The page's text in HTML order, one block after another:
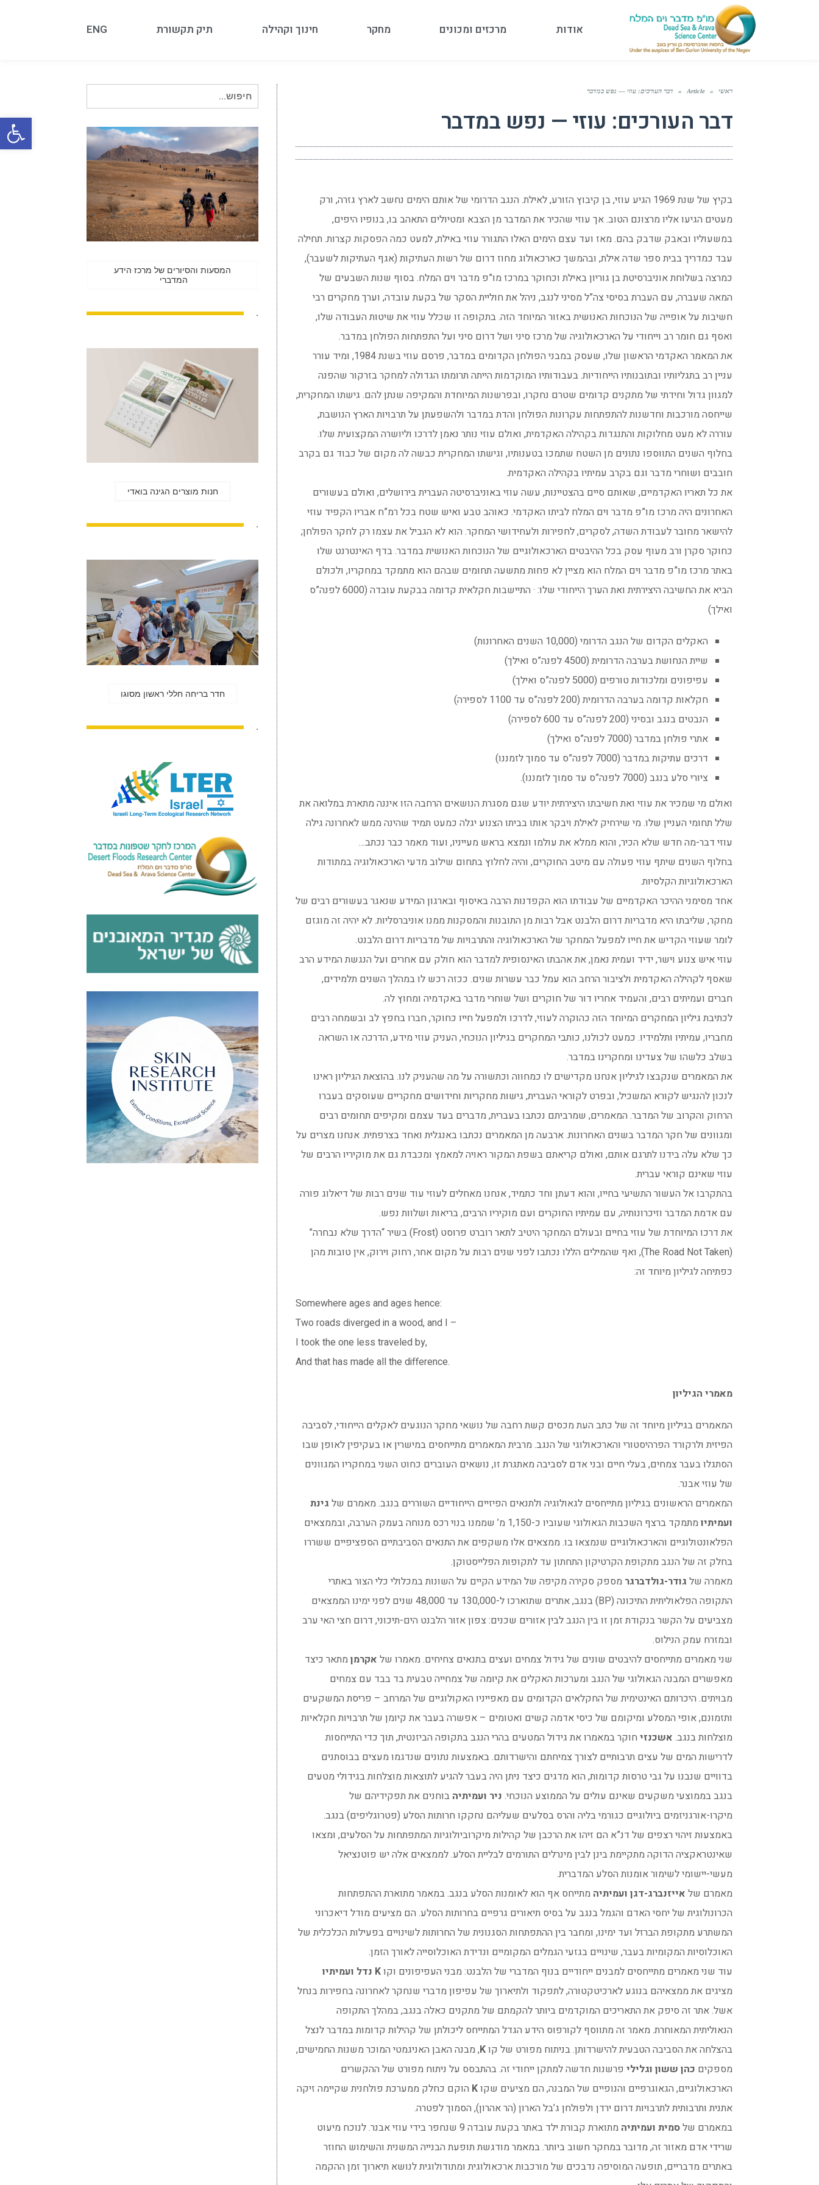
אודות מרכזים ומכונים מחקר חינוך וקהילה תיק תקשורת ENG
ראשי »
Article
» דבר העורכים: עוזי — נפש במדבר
דבר העורכים: עוזי — נפש במדבר
בקיץ של שנת 1969 הגיע עוזי, בן קיבוץ הזורע, לאילת. הנגב הדרומי של אותם הימים נחשב לארץ גזרה, ורק
מעטים הגיעו אליו מרצונם הטוב. אך עוזי שהכיר את המדבר מן הצבא ומטיולים התאהב בו, בנופיו היפים,
במשעוליו ובאבק שדבק בהם. מאז ועד עצם הימים האלו התגורר עוזי באילת, למעט כמה הפסקות קצרות. תחילה
עבד כמדריך בבית ספר שדה אילת, ובהמשך כארכאולוג מחוז דרום של רשות העתיקות (אגף העתיקות לשעבר),
כמרצה בשלוחת אוניברסיטת בן גוריון באילת וכחוקר במרכז מו”פ מדבר וים המלח. בסוף שנות השבעים של
המאה שעברה, עם העברת בסיסי צה”ל מסיני לנגב, ניהל את חוליית הסקר של בקעת עובדה, וערך מחקרים רבי
חשיבות על אופייה של הנוכחות האנושית באזור המיוחד הזה. בתקופה זו שכלל עוזי את שיטות העבודה שלו,
ואסף גם חומר רב וייחודי על הארכאולוגיה של מרכז סיני ושל דרום סיני ועל התפתחות הפולחן במדבר.
את המאמר האקדמי הראשון שלו, שעסק במבני הפולחן הקדומים במדבר, פרסם עוזי בשנת 1984, ומיד עורר
עניין רב בתגליותיו ובתובנותיו הייחודיות. בעבודותיו המוקדמות הייתה תרומתו הגדולה למחקר בזרקור שהפנה
למגוון גדול וחידתי של מתקנים קדומים שטרם נחקרו, ובפרשנות המיוחדת והמקיפה שנתן להם. גישתו המחקרית,
שייחסה מורכבות וחדשנות להתפתחות עקרונות הפולחן והדת במדבר ולהשפעתן על תרבויות הארץ הנושבת,
עוררה לא מעט מחלוקות והתנגדות בקהילה האקדמית, ואולם עוזי נותר נאמן לדרכו וליושרה המקצועית שלו.
בחלוף השנים התווספו נתונים מן השטח שתמכו בטענותיו, וגישתו המחקרית כבשה לה מקום של כבוד גם בקרב
חובבים ושוחרי מדבר וגם בקרב עמיתיו בקהילה האקדמית.
את כל תאריו האקדמיים, שאותם סיים בהצטיינות, עשה עוזי באוניברסיטה העברית בירושלים, ואולם בעשורים
האחרונים היה מרכז מו”פ מדבר וים המלח לביתו האקדמי. כאוהב טבע ואיש שטח בכל רמ”ח אבריו הקפיד עוזי
להישאר מחובר לעבודת השדה, לסקרים, לחפירות ולעחידושי המחקר. הוא לא הגביל את עצמו רק לחקר הפולחן;
כחוקר סקרן ורב מעוף עסק בכל ההיבטים הארכאולוגיים של הנוכחות האנושית במדבר. בדף האינטרנט שלו
באתר מרכז מו”פ מדבר וים המלח הוא מציין לא פחות מתשעה תחומים שבהם הוא מתמקד במחקריו, ולכולם
הביא את החשיבה היצירתית ואת הערך הייחודי שלו: · התיישבות חקלאית קדומה בבקעת עובדה (6000 לפנה”ס
ואילך)
האקלים הקדום של הנגב הדרומי (10,000 השנים האחרונות)
שיית הנחושת בערבה הדרומית (4500 לפנה”ס ואילך)
עפיפונים ומלכודות טורפים (5000 לפנה”ס ואילך)
חקלאות קדומה בערבה הדרומית (200 לפנה”ס עד 1100 לספירה)
הנבטים בנגב ובסיני (200 לפנה”ס עד 600 לספירה)
אתרי פולחן במדבר (7000 לפנה”ס ואילך)
דרכים עתיקות במדבר (7000 לפנה”ס עד סמוך לזמננו)
ציורי סלע בנגב (7000 לפנה”ס עד סמוך לזמננו).
ואולם מי שמכיר את עוזי ואת חשיבתו היצירתית יודע שגם מסגרת הנושאים הרחבה הזו איננה מתארת במלואה את
שלל תחומי העניין שלו. מי שירחיק לאילת ויבקר אותו בביתו הצנוע יגלה כמעט תמיד שהינה ממש לאחרונה גילה
עוזי דבר-מה חדש שלא הכיר, והוא ממלא את עולמו ונמצא בראש מעייניו, ועוד מאמר כבר נכתב…
בחלוף השנים שיתף עוזי פעולה עם מיטב החוקרים, והיה לחלוץ בתחום שילוב מדעי הארכאולוגיה במתודות
הארכאולוגיות הקלסיות.
אחד מסימני ההיכר האקדמיים של עבודתו הוא הקפדנות הרבה באיסוף ובארגון המידע שנאגר בעשורים רבים של
מחקר, שליבתו היא מדבריות דרום הלבנט אבל רבות מן התובנות והמסקנות ממנו אוניברסליות. לא יהיה זה מוגזם
לומר שעוזי הקדיש את חייו למפעל המחקר של הארכאולוגיה והתרבויות של מדבריות דרום הלבנט.
עוזי איש צנוע וישר, ידיד ועמית נאמן, את אהבתו האינסופית למדבר הוא חולק עם אחרים ועל הנגשת המידע הרב
שאסף לקהילה האקדמית ולציבור הרחב הוא עמל כבר עשרות שנים. ככזה רכש לו במהלך השנים תלמידים,
חברים ועמיתים רבים, והעמיד אחריו דור של חוקרים ושל שוחרי מדבר באקדמיה ומחוץ לה.
לכתיבת גיליון המחקרים המיוחד הזה כהוקרה לעוזי, לדרכו ולמפעל חייו כחוקר, חברו בחפץ לב ובשמחה רבים
מחבריו, עמיתיו ותלמידיו. כמעט לכולנו, כותבי המחקרים בגיליון הנוכחי, העניק עוזי מידע, הדרכה או השראה
בשלב כלשהו של צעדינו ומחקרינו במדבר.
את המאמרים שנקבצו לגיליון אנחנו מקדישים לו כמחווה וכתשורה על מה שהעניק לנו. בהוצאת הגיליון ראינו
לנכון להנגיש לקורא המשכיל, ובפרט לקוראי העברית, גישות מחקריות וחידושים מחקריים שעוסקים בעברו
הרחוק והקרוב של המדבר. המאמרים, שמרביתם נכתבו בעברית, מדברים בעד עצמם ומקיפים תחומים רבים
ומגוונים של חקר המדבר בשנים האחרונות. ארבעה מן המאמרים נכתבו באנגלית ואחד בצרפתית. אנחנו מצרים על
כך שלא עלה בידנו לתרגם אותם, ואולם קריאתם בשפת המקור ראויה למאמץ ומכבדת גם את מוקיריו הרבים של
עוזי שאינם קוראי עברית.
בהתקרבו אל העשור התשיעי בחייו, והוא דעתן וחד כתמיד, אנחנו מאחלים לעוזי עוד שנים רבות של דיאלוג פורה
עם אדמת המדבר וזיכרונותיה, עם עמיתיו החוקרים ועם מוקיריו הרבים, בריאות ושלוות נפש.
את דרכו המיוחדת של עוזי בחיים ובעולם המחקר היטיב לתאר רוברט פרוסט (Frost) בשיר “הדרך שלא נבחרה”
(The Road Not Taken), ואף שהמילים הללו נכתבו לפני שנים רבות על מקום אחר, רחוק וירוק, אין טובות מהן
כפתיחה לגיליון מיוחד זה:
Somewhere ages and ages hence:
Two roads diverged in a wood, and I –
I took the one less traveled by,
And that has made all the difference.
מאמרי הגיליון
המאמרים בגיליון מיוחד זה של כתב העת מכסים קשת רחבה של נושאי מחקר הנוגעים לאקלים הייחודי, לסביבה
הפיזית ולרקורד הפרהיסטורי והארכאולוגי של הנגב. מרבית המאמרים מתייחסים במישרין או בעקיפין לאופן שבו
הסתגלו בעבר צמחים, בעלי חיים ובני אדם לסביבה מאתגרת זו, נושאים העוברים כחוט השני במחקריו המגוונים
של עוזי אבנר.
המאמרים הראשונים בגיליון מתייחסים לגאולוגיה ולתנאים הפיזיים הייחודיים השוררים בנגב. מאמרם של גינת
ועמיתיו
מתמקד ברצף השכבות הגאולוגי שעוביו כ-1,150 מ’ שממנו בנוי רכס מנוחה בעמק הערבה, ובממצאים
הפלאונטולוגיים והארכאולוגיים שנמצאו בו. ממצאים אלו משקפים את התנאים הסביבתיים הספציפיים ששררו
בחלק זה של הנגב מתקופת הקרטיקון התחתון עד לתקופות הפלייסטוקן.
מאמרה של גודר-גולדברגר מספק סקירה מקיפה של המידע הקיים על השונות במכלולי כלי הצור באתרי
התקופה הפלאוליתית התיכונה (BP) בנגב, אתרים שתוארכו ל-130,000 עד 48,000 שנים לפני ימינו הממצאים
מצביעים על הקשר בנקודת זמן זו בין הנגב לבין אזורים שכנים: צפון אזור הלבנט הים-תיכוני, דרום חצי האי ערב
ובמזרח עמק הנילוס.
שני מאמרים מתייחסים להיבטים שונים של גידול צמחים ועצים בתנאים צחיחים. מאמרו של אקרמן מתאר כיצד
מאפשרים המבנה הגאולוגי של הנגב ומערכות האקלים את קיומה של צמחייה טבעית בד בבד עם צמחים
מבויתים. היכרותם האינטימית של החקלאים הקדומים עם מאפייניו האקולוגיים של המרחב – פריסת המשקעים
ותזמונם, אופי המסלע ומיקומם של כיסי אדמה קשים ואטומים – אפשרה בעבר את קיומן של תרבויות חקלאיות
מוצלחות בנגב. אשכנזי חוקר במאמרו את גידול המטעים בהרי הנגב בתקופה הביזנטית, תוך כדי התייחסות
לדרישות המים של עצים תרבותיים לצורך צמיחתם והישרדותם. באמצעות נתונים שנדגמו מעצים בבוסתנים
בדוויים שנבנו על גבי טרסות קדומות, הוא מדגים כיצד ניתן היה בעבר להגיע לתוצאות מוצלחות בגידולי מטעים
בנגב בממוצעי משקעים שאינם עולים על הממוצע הנוכחי. ניר ועמיתיה בוחנים את תפקידיהם של
מיקרו-אורגניזמים ביולוגיים כגורמי בליה והרס בסלעים שעליהם נחקקו חרותות הסלע (פטרוגליפים) בנגב.
באמצעות זיהוי רצפים של דנ”א הם זיהו את הרכבן של קהילות מיקרוביולוגיות המתפתחות על הסלעים, ומצאו
שאינטראקציה הדוקה מתקיימת בינן לבין מינרלים התורמים לבליית הסלע. לממצאים אלה יש פוטנציאל
מעשי-יישומי לשימור אומנות הסלע המדברית.
מאמרם של אייזנברג-דגן ועמיתיה מתייחס אף הוא לאומנות הסלע בנגב. במאמר מתוארת ההתפתחות
הכרונולוגית של יחסי האדם והגמל בנגב על בסיס תיאורים גרפיים בחרותות הסלע. הם מציעים מודל דיאכרוני
המשתרע מתקופת הברזל ועד ימינו, ומחבר בין ההתפתחות הסגנונית של החרותות לשינויים בפעילות הכלכלית של
האוכלוסיות המקומיות בעבר, שינויים בגזעי הגמלים המקומיים ונדידת האוכלוסייה לאורך הזמן.
עוד שני מאמרים מתייחסים למבנים ייחודיים בנוף המדברי של הלבנט: מבני העפיפונים וקוK נדל ועמיתיו
מציגים את ממצאיהם בנוגע לארכיטקטורה, לתפקוד ולתיארוך של עפיפון מדברי שנחקר לאחרונה בחפירות בנחל
אשל. אתר זה סיפק את התאריכים המוקדמים ביותר להקמתם של מתקנים כאלה בנגב, במהלך התקופה
הנאוליתית המאוחרת. מאמר זה מתווסף לקורפוס הידע הגדל המתייחס ליכולתן של קהילות קדומות במדבר לנצל
בהצלחה את הסביבה הטבעית להישרדותן. בניתוח מפורט של קוK, מבנה האבן האניגמטי המוכר משנות החמישים,
מספקים כהן ששון וגלילי פרשנות חדשה למתקן ייחודי זה. בהתבסס על ניתוח מפורט של ההקשרים
הארכאולוגיים, הגאוגרפיים והנופיים של המבנה, הם מציעים שקוK הוקם כחלק ממערכת פולחנית שקיימה זיקה
אתנית ותרבותית לתרבויות דרום ירדן ולפולחן ג’בל הארון (הר אהרון), הסמוך לפטרה.
במאמרם שלסמית ועמיתיה
מתוארת קבורת ילד באתר בקעת עובדה 9 שנחפר בידי עוזי אבנר. לנוכח מיעוט
שרידי אדם מאזור זה, מדובר במחקר חשוב ביותר. במאמר מודגשת תופעת הבנייה המשנית והשימוש החוזר
באתרים מדבריים, תופעה המוסיפה נדבכים של מורכבות ארכאולוגית ומתודולוגית לנושא תיארוך זמן ההקמה
המסעות והסיורים של מרכז הידע
המדברי
.
חנות מוצרים הגינה בואדי
.
חדר בריחה חללי ראשון מסוגו
.